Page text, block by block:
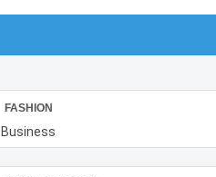
FASHION
Business